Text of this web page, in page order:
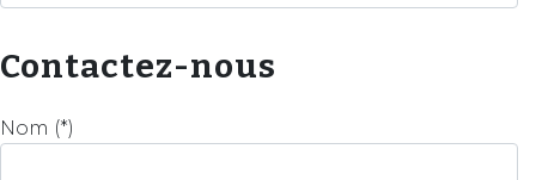
Contactez-nous
Nom (*)